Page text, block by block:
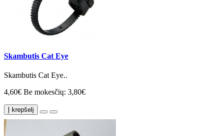
Skambutis Cat Eye
Skambutis Cat Eye..
4,60€ Be mokesčių: 3,80€
Į krepšelį